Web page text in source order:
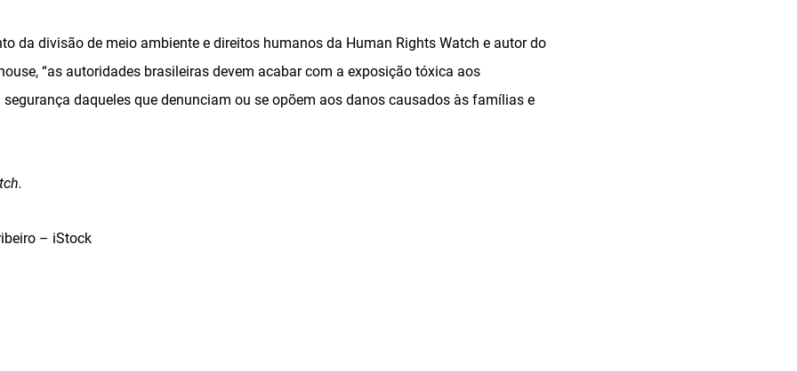
da divisão de meio ambiente e direitos humanos da Human Rights Watch e autor do
“as autoridades brasileiras devem acabar com a exposição tóxica aos
daqueles que denunciam ou se opõem aos danos causados às famílias e
– iStock